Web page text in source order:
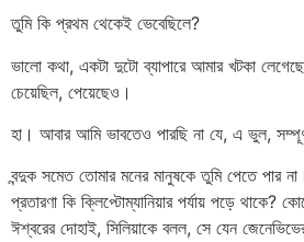
তুমি কি প্রথম থেকেই ভেবেছিলে?
ভালো কথা, একটা দুটো ব্যাপারে আমার খটকা
চেয়েছিল, পেয়েছেও।
হা। আবার আমি ভাবতেও পারছি না যে, এ ভুল,
বন্দুক সমেত তোমার মনের মানুষকে তুমি পেতে পার
প্রতারণা কি ক্লিপ্টোম্যানিয়ার পর্যায় পড়ে থাকে?
ঈশ্বরের দোহাই, সিলিয়াকে বলল, সে যেন